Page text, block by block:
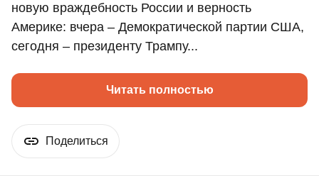
новую враждебность России и верность
Америке: вчера – Демократической партии США,
сегодня – президенту Трампу...
Читать полностью
Поделиться